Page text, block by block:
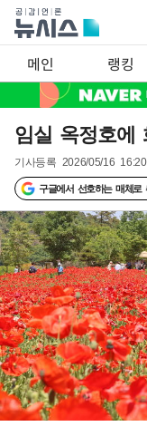
메인 랭킹
임실 옥정호에
기사등록 2026/05/16
구글에서 선호하는 매체로